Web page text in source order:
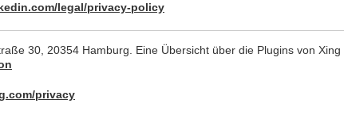
legal/privacy-policy
30, 20354 Hamburg. Eine Übersicht über die Plugins von
privacy